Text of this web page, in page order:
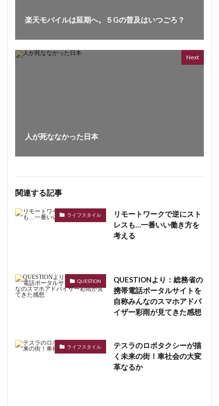
楽天モバイルは延期へ。５Gの普及はいつごろ？
Next
人が死ななかった日本
関連する記事
ライフスタイル
リモートワークで逆にスト
レスも…一番いい働き方を
考える
QUESTION
QUESTIONより：総務省の
携帯電話ポータルサイトを
自称みんなのスマホアドバ
イザー彩雨が見てきた感想
ライフスタイル
テスラのロボタクシーが描
く未来の街！車社会の大変
革なるか